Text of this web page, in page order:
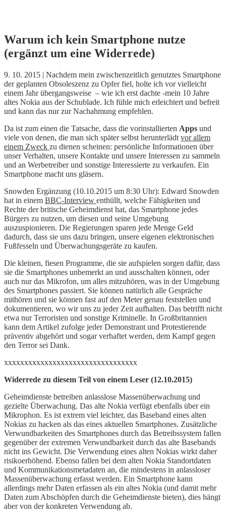
Skip
to
content
Warum ich kein Smartphone nutze
(ergänzt um eine Widerrede)
9. 10. 2015 | Nachdem mein zwischenzeitlich genutztes Smartphone
der geplanten Obsoleszenz zu Opfer fiel, holte ich vor vielleicht
einem Jahr übergangsweise – wie ich erst dachte -mein 10 Jahre
altes Nokia aus der Schublade. Ich fühle mich erleichtert und befreit
und kann das nur zur Nachahmung empfehlen.
Da ist zum einen die Tatsache, dass die vorinstallierten Apps und
viele von denen, die man sich später selbst herunterlädt vor allem
einem Zweck zu dienen scheinen: persönliche Informationen über
unser Verhalten, unsere Kontakte und unsere Interessen zu sammeln
und an Werbetreiber und sonstige Interessierte zu verkaufen. Ein
Smartphone macht uns gläsern.
Snowden Ergänzung (10.10.2015 um 8:30 Uhr): Edward Snowden
hat in einem BBC-Interview enthüllt, welche Fähigkeiten und
Rechte der britische Geheimdienst hat, das Smartphone jedes
Bürgers zu nutzen, um diesen und seine Umgebung
auszuspionieren. Die Regierungen sparen jede Menge Geld
dadurch, dass sie uns dazu bringen, unsere eigenen elektronischen
Fußfesseln und Überwachungsgeräte zu kaufen.
Die kleinen, fiesen Programme, die sie aufspielen sorgen dafür, dass
sie die Smartphones unbemerkt an und ausschalten können, oder
auch nur das Mikrofon, um alles mitzuhören, was in der Umgebung
des Smartphones passiert. Sie können natürlich alle Gespräche
mithören und sie können fast auf den Meter genau feststellen und
dokumentieren, wo wir uns zu jeder Zeit aufhalten. Das betrifft nicht
etwa nur Terroristen und sonstige Kriminelle. In Großbritannien
kann dem Artikel zufolge jeder Demonstrant und Protestierende
präventiv abgehört und sogar verhaftet werden, dem Kampf gegen
den Terror sei Dank.
xxxxxxxxxxxxxxxxxxxxxxxxxxxxxxxxx
Widerrede zu diesem Teil von einem Leser (12.10.2015)
Geheimdienste betreiben anlasslose Massenüberwachung und
gezielte Überwachung. Das alte Nokia verfügt ebenfalls über ein
Mikrophon. Es ist extrem viel leichter, das Baseband eines alten
Nokias zu hacken als das eines aktuellen Smartphones. Zusätzliche
Verwundbarkeiten des Smartphones durch das Betreibssystem fallen
gegenüber der extremen Verwundbarkeit durch das alte Basebands
nicht ins Gewicht. Die Verwendung eines alten Nokias wirkt daher
risikoerhöhend. Ebenso fallen bei dem alten Nokia Standortdaten
und Kommunikationsmetadaten an, die mindestens in anlassloser
Massenüberwachung erfasst werden. Ein Smartphone kann
allerdings mehr Daten erfassen als ein altes Nokia (und damit mehr
Daten zum Abschöpfen durch die Geheimdienste bieten), dies hängt
aber von der konkreten Verwendung ab.